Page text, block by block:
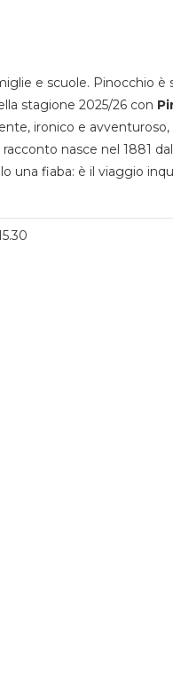
e scuole. Pinocchio è
stagione 2025/26 con
ironico e avventuroso,
nasce nel 1881
una fiaba: è il viaggio